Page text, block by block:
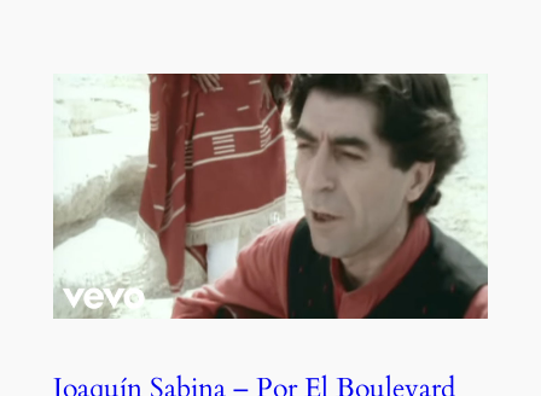
Joaquín Sabina – Por El Boulevard